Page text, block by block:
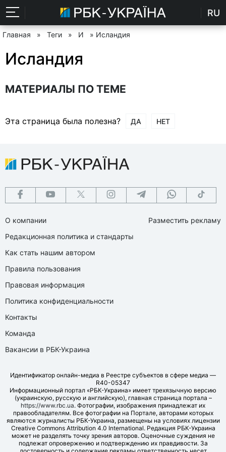
RU
Главная » Теги » И » Исландия
Исландия
МАТЕРИАЛЫ ПО ТЕМЕ
Эта страница была полезна? ДА НЕТ
О компании
Редакционная политика и стандарты
Как стать нашим автором
Правила пользования
Правовая информация
Политика конфиденциальности
Контакты
Команда
Вакансии в РБК-Украина
Разместить рекламу
Идентификатор онлайн-медиа в Реестре субъектов в сфере медиа —
R40-05347
Информационный портал «РБК-Украина» имеет трехязычную версию
(украинскую, русскую и английскую), главная страница портала –
https://www.rbc.ua. Фотографии, изображения принадлежат их
правообладателям. Все фотографии на Портале, авторами которых
являются журналисты РБК-Украина, размещены на условиях лицензии
Creative Commons Attribution 4.0 International. Редакция РБК-Украина
может не разделять точку зрения авторов. Оценочные суждения не
подлежат опровержению и подтверждению их правдивости. За